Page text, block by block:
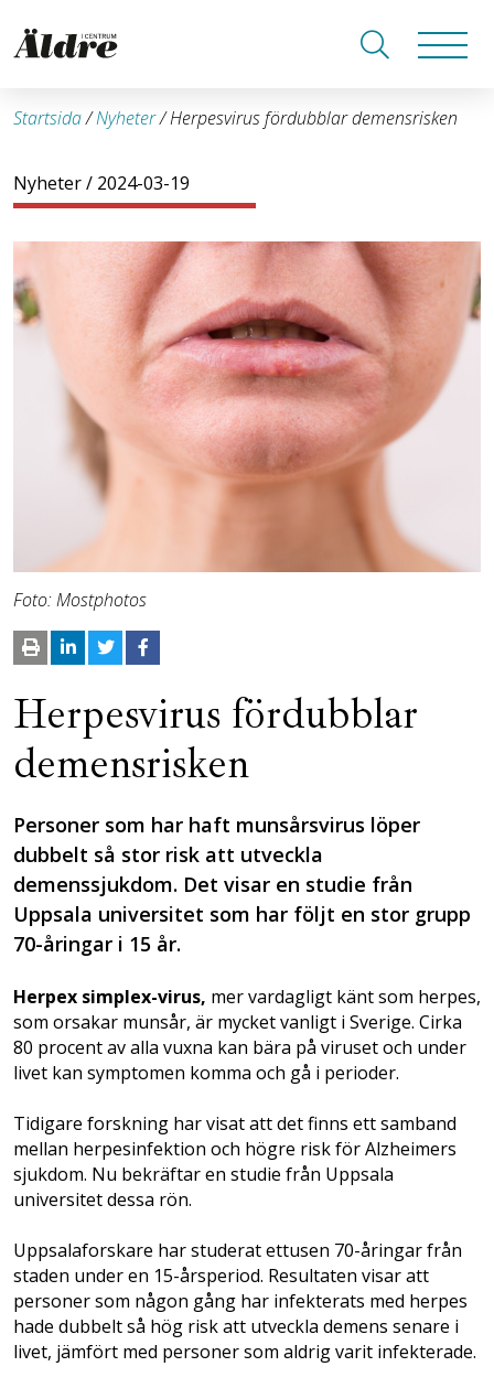
Startsida/Nyheter/Herpesvirus fördubblar demensrisken
Nyheter/ 2024-03-19
Foto: Mostphotos
Herpesvirus fördubblar
demensrisken
Personer som har haft munsårsvirus löper
dubbelt så stor risk att utveckla
demenssjukdom. Det visar en studie från
Uppsala universitet som har följt en stor grupp
70-åringar i 15 år.
Herpex simplex-virus, mer vardagligt känt som herpes,
som orsakar munsår, är mycket vanligt i Sverige. Cirka
80 procent av alla vuxna kan bära på viruset och under
livet kan symptomen komma och gå i perioder.
Tidigare forskning har visat att det finns ett samband
mellan herpesinfektion och högre risk för Alzheimers
sjukdom. Nu bekräftar en studie från Uppsala
universitet dessa rön.
Uppsalaforskare har studerat ettusen 70-åringar från
staden under en 15-årsperiod. Resultaten visar att
personer som någon gång har infekterats med herpes
hade dubbelt så hög risk att utveckla demens senare i
livet, jämfört med personer som aldrig varit infekterade.